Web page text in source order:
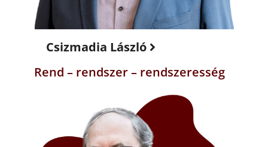
Csizmadia László
Rend – rendszer – rendszeresség